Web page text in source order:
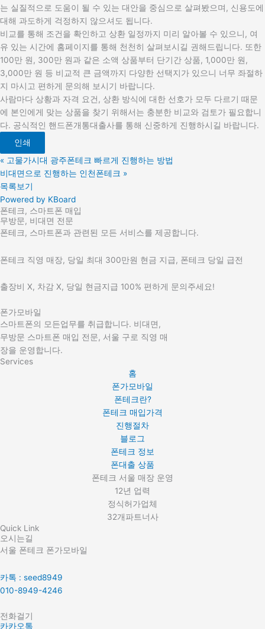
는 실질적으로 도움이 될 수 있는 대안을 중심으로 살펴봤으며, 신용도에
대해 과도하게 걱정하지 않으셔도 됩니다.
비교를 통해 조건을 확인하고 상환 일정까지 미리 알아볼 수 있으니, 여
유 있는 시간에 홈페이지를 통해 천천히 살펴보시길 권해드립니다. 또한
100만 원, 300만 원과 같은 소액 상품부터 단기간 상품, 1,000만 원,
3,000만 원 등 비교적 큰 금액까지 다양한 선택지가 있으니 너무 좌절하
지 마시고 편하게 문의해 보시기 바랍니다.
사람마다 상황과 자격 요건, 상환 방식에 대한 선호가 모두 다르기 때문
에 본인에게 맞는 상품을 찾기 위해서는 충분한 비교와 검토가 필요합니
다. 공식적인 핸드폰개통대출사를 통해 신중하게 진행하시길 바랍니다.
인쇄
« 고물가시대 광주폰테크 빠르게 진행하는 방법
비대면으로 진행하는 인천폰테크 »
목록보기
Powered by KBoard
폰테크, 스마트폰 매입
무방문, 비대면 전문
폰테크, 스마트폰과 관련된 모든 서비스를 제공합니다.
폰테크 직영 매장, 당일 최대 300만원 현금 지급, 폰테크 당일 급전
출장비 X, 차감 X, 당일 현금지급 100% 편하게 문의주세요!
폰가모바일
스마트폰의 모든업무를 취급합니다. 비대면,
무방문 스마트폰 매입 전문, 서울 구로 직영 매
장을 운영합니다.
Services
홈
폰가모바일
폰테크란?
폰테크 매입가격
진행절차
블로그
폰테크 정보
폰대출 상품
폰테크 서울 매장 운영
12년 업력
정식허가업체
32개파트너사
Quick Link
오시는길
서울 폰테크 폰가모바일
카톡 : seed8949
010-8949-4246
전화걸기
카카오톡